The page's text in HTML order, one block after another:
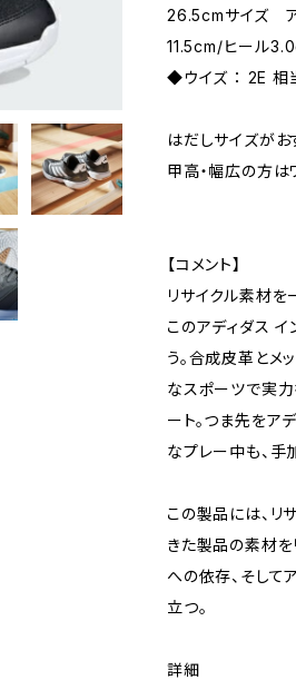
26.5cmサイズ
11.5cm/ヒール
◆ウイズ ： 2E
はだしサイズがお
甲高・幅広の方は
【コメント】
リサイクル素材を
このアディダス イ
う。合成皮革とメ
なスポーツで実
ート。つま先をア
なプレー中も、手
この製品には、リ
きた製品の素材を
への依存、そして
立つ。
詳細